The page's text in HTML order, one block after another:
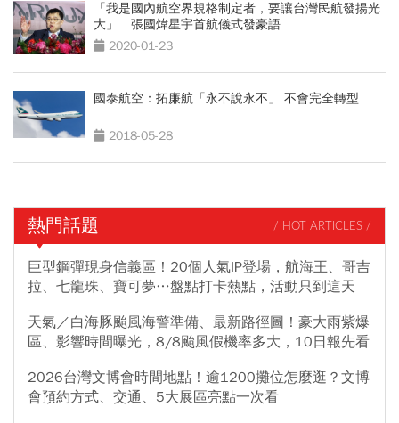
「我是國內航空界規格制定者，要讓台灣民航發揚光
大」 張國煒星宇首航儀式發豪語
2020-01-23
國泰航空：拓廉航「永不說永不」 不會完全轉型
2018-05-28
熱門話題 / HOT ARTICLES /
巨型鋼彈現身信義區！20個人氣IP登場，航海王、哥吉
拉、七龍珠、寶可夢…盤點打卡熱點，活動只到這天
天氣／白海豚颱風海警準備、最新路徑圖！豪大雨紫爆
區、影響時間曝光，8/8颱風假機率多大，10日報先看
2026台灣文博會時間地點！逾1200攤位怎麼逛？文博
會預約方式、交通、5大展區亮點一次看